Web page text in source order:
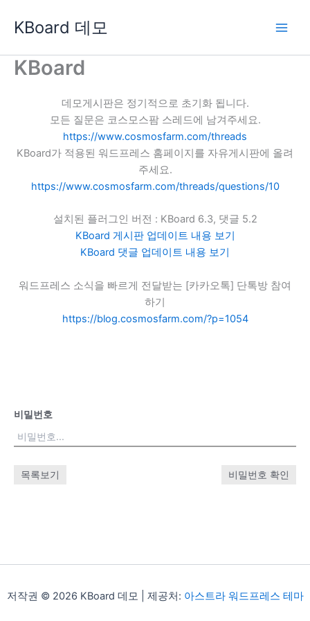
로
KBoard 데모
KBoard
데모게시판은 정기적으로 초기화 됩니다.
모든 질문은 코스모스팜 스레드에 남겨주세요.
https://www.cosmosfarm.com/threads
KBoard가 적용된 워드프레스 홈페이지를 자유게시판에 올려
주세요.
https://www.cosmosfarm.com/threads/questions/10
설치된 플러그인 버전 : KBoard 6.3, 댓글 5.2
KBoard 게시판 업데이트 내용 보기
KBoard 댓글 업데이트 내용 보기
워드프레스 소식을 빠르게 전달받는 [카카오톡] 단톡방 참여
하기
https://blog.cosmosfarm.com/?p=1054
비밀번호
목록보기 비밀번호 확인
저작권 © 2026 KBoard 데모 | 제공처: 아스트라 워드프레스 테마